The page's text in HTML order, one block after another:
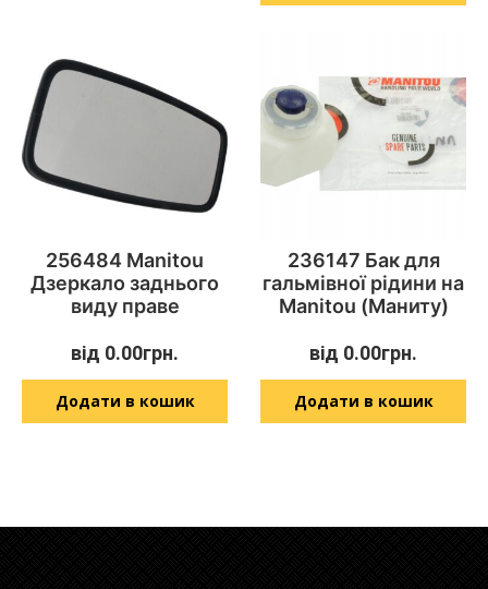
256484 Manitou
Дзеркало заднього
виду праве
від 0.00грн.
Додати в кошик
236147 Бак для
гальмівної рідини на
Manitou (Маниту)
від 0.00грн.
Додати в кошик